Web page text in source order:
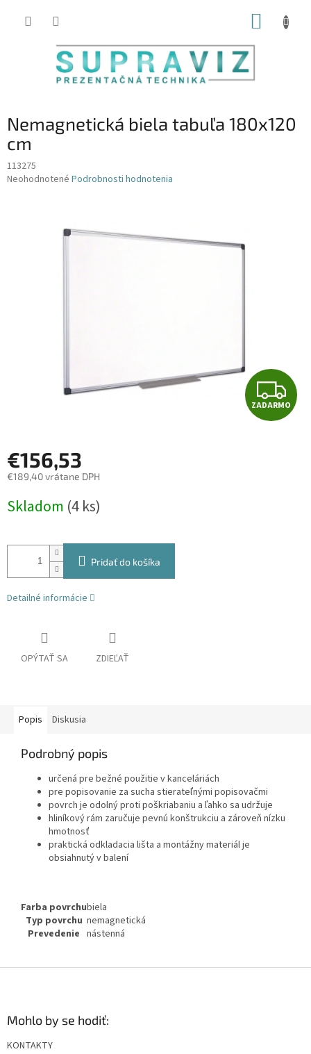
Nemagnetická biela tabuľa 180x120
cm
113275
Priemerné
Neohodnotené Podrobnosti hodnotenia
Z
A
ZADARMO
€156,53
€189,40 vrátane DPH
cena:
Skladom (4 ks)
Pridať do košíka
Detailné informácie
OPÝTAŤ SA ZDIEĽAŤ
Popis Diskusia
Podrobný popis
určená pre bežné použitie v kanceláriách
pre popisovanie za sucha stierateľnými popisovačmi
povrch je odolný proti poškriabaniu a ľahko sa udržuje
hliníkový rám zaručuje pevnú konštrukciu a zároveň nízku
hmotnosť
praktická odkladacia lišta a montážny materiál je
obsiahnutý v balení
Farba povrchubiela
Typ povrchu nemagnetická
Prevedenie nástenná
Mohlo by se hodiť:
KONTAKTY